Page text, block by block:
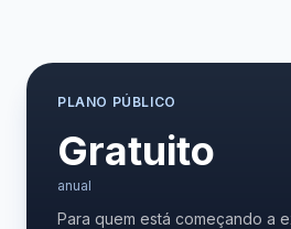
PLANO PÚBLICO
Gratuito
anual
Para quem está começando a